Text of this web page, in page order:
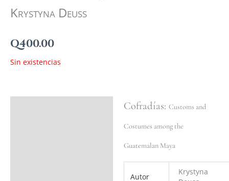
Krystyna Deuss
Q400.00
Sin existencias
Cofradías: Customs and
Costumes among the
Guatemalan Maya
Autor
Krystyna